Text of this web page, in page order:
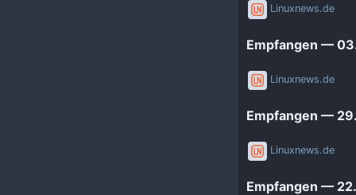
Linuxnews.de
Empfangen —
Linuxnews.de
Empfangen —
Linuxnews.de
Empfangen —